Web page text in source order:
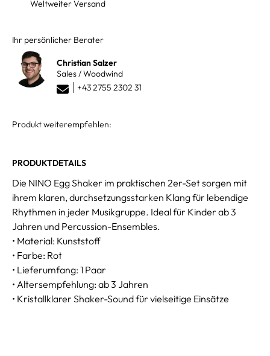
Weltweiter Versand
Ihr persönlicher Berater
Christian Salzer
Sales / Woodwind
+43 2755 2302 31
Produkt weiterempfehlen:
PRODUKTDETAILS
Die NINO Egg Shaker im praktischen 2er-Set sorgen mit
ihrem klaren, durchsetzungsstarken Klang für lebendige
Rhythmen in jeder Musikgruppe. Ideal für Kinder ab 3
Jahren und Percussion-Ensembles.
• Material: Kunststoff
• Farbe: Rot
• Lieferumfang: 1 Paar
• Altersempfehlung: ab 3 Jahren
• Kristallklarer Shaker-Sound für vielseitige Einsätze